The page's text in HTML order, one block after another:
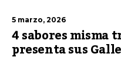
5 marzo, 2026
4 sabores misma
presenta sus